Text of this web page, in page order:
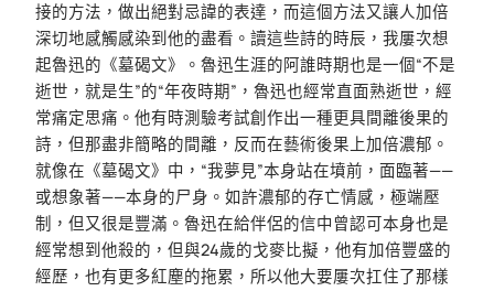
接的方法，做出絕對忌諱的表達，而這個方法又讓人加倍
深切地感觸感染到他的盡看。讀這些詩的時辰，我屢次想
起魯迅的《墓碣文》。魯迅生涯的阿誰時期也是一個“不是
逝世，就是生”的“年夜時期”，魯迅也經常直面熟逝世，經
常痛定思痛。他有時測驗考試創作出一種更具間離後果的
詩，但那盡非簡略的間離，反而在藝術後果上加倍濃郁。
就像在《墓碣文》中，“我夢見”本身站在墳前，面臨著——
或想象著——本身的尸身。如許濃郁的存亡情感，極端壓
制，但又很是豐滿。魯迅在給伴侶的信中曾認可本身也是
經常想到他殺的，但與24歲的戈麥比擬，他有加倍豐盛的
經歷，也有更多紅塵的拖累，所以他大要屢次扛住了那樣